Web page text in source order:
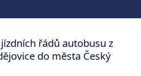
řádů autobusu z
do města Český